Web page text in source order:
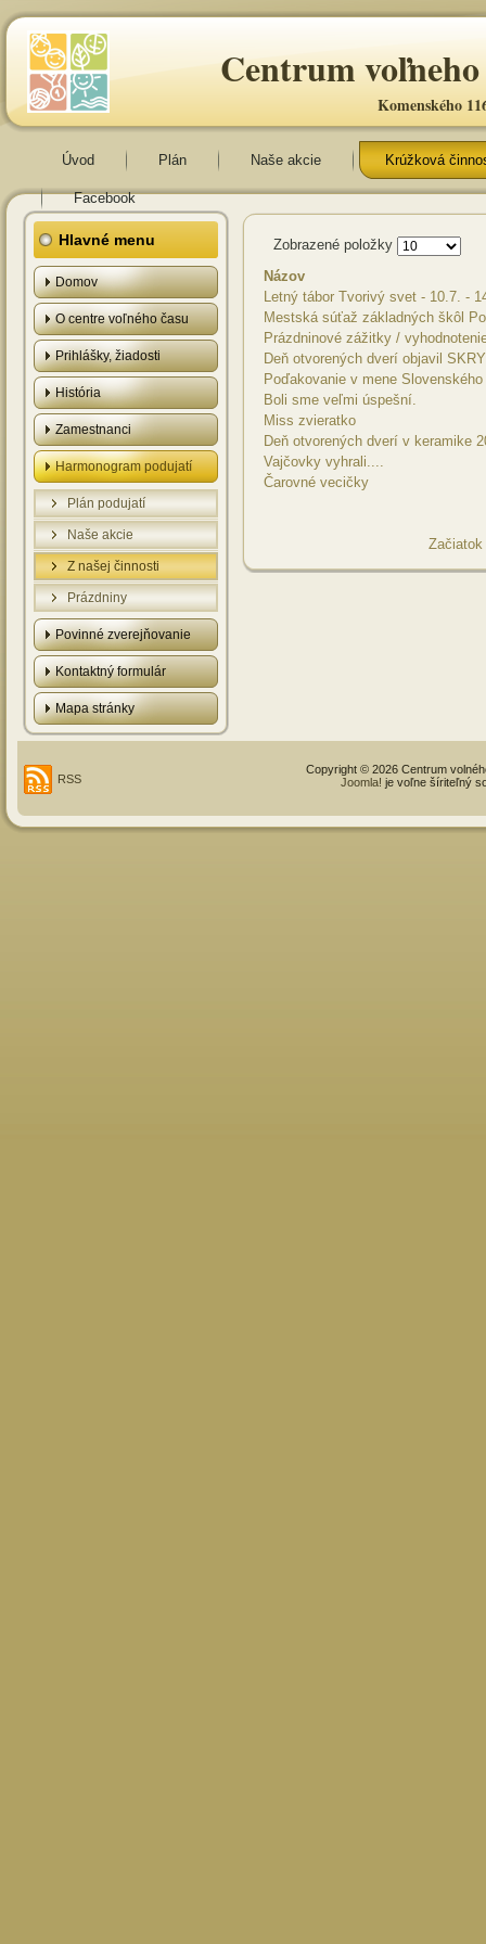
Centrum voľneho
Komenského
Úvod Plán Naše akcie Krúžková
Facebook
Hlavné menu
Domov
O centre voľného času
Prihlášky, žiadosti
História
Zamestnanci
Harmonogram podujatí
Plán podujatí
Naše akcie
Z našej činnosti
Prázdniny
Povinné zverejňovanie
Kontaktný formulár
Mapa stránky
Zobrazené položky
Názov
Letný tábor Tvorivý svet - 10.7. -
Mestská súťaž základných škôl
Prázdninové zážitky /
Deň otvorených dverí objavil
Poďakovanie v mene
Boli sme veľmi úspešní.
Miss zvieratko
Deň otvorených dverí v keramike
Vajčovky vyhrali....
Čarovné vecičky
Začiatok
RSS
Copyright © 2026 Centrum
Joomla! je voľne šíriteľný